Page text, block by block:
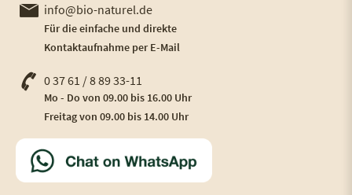
info@bio-naturel.de
Für die einfache und direkte
Kontaktaufnahme per E-Mail
0 37 61 / 8 89 33-11
Mo - Do von 09.00 bis 16.00 Uhr
Freitag von 09.00 bis 14.00 Uhr